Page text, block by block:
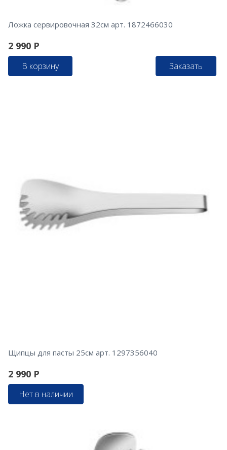
Ложка сервировочная 32см арт. 1872466030
2 990 Р
В корзину Заказать
Щипцы для пасты 25см арт. 1297356040
2 990 Р
Нет в наличии